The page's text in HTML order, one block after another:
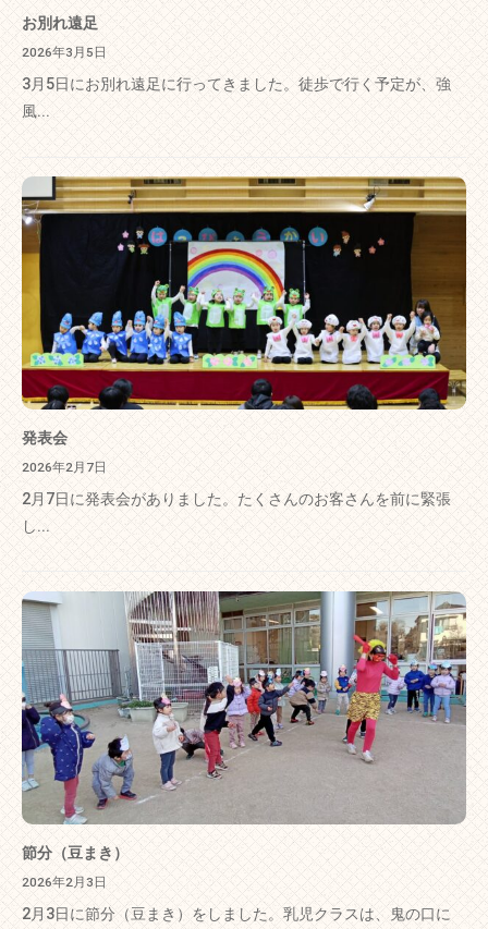
お別れ遠足
2026年3月5日
3月5日にお別れ遠足に行ってきました。徒歩で行く予定が、強
風...
発表会
2026年2月7日
2月7日に発表会がありました。たくさんのお客さんを前に緊張
し...
節分（豆まき）
2026年2月3日
2月3日に節分（豆まき）をしました。乳児クラスは、鬼の口に